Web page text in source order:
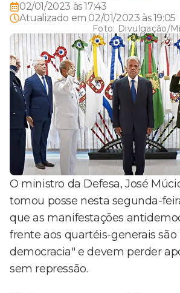
02/01/2023 às 17:43
Atualizado em 02/01/2023 às 19:05
Foto: Divulgação/
O ministro da Defesa, José
tomou posse nesta segunda-
que as manifestações
frente aos quartéis-generais são
democracia" e devem perder
sem repressão.